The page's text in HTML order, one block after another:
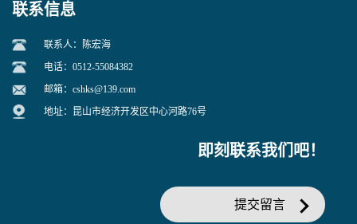
联系信息
联系人：陈宏海
电话：0512-55084382
邮箱： cshks@139.com
地址：昆山市经济开发区中心河路76号
即刻联系我们吧！
提交留言